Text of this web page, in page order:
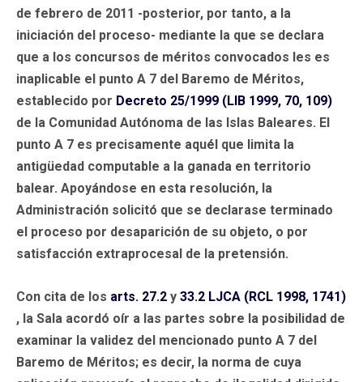
de febrero de 2011 -posterior, por tanto, a la
iniciación del proceso- mediante la que se declara
que a los concursos de méritos convocados les es
inaplicable el punto A 7 del Baremo de Méritos,
establecido por Decreto 25/1999 (LIB 1999, 70, 109)
de la Comunidad Autónoma de las Islas Baleares. El
punto A 7 es precisamente aquél que limita la
antigüedad computable a la ganada en territorio
balear. Apoyándose en esta resolución, la
Administración solicitó que se declarase terminado
el proceso por desaparición de su objeto, o por
satisfacción extraprocesal de la pretensión.
Con cita de los arts. 27.2 y 33.2 LJCA (RCL 1998, 1741)
, la Sala acordó oír a las partes sobre la posibilidad de
examinar la validez del mencionado punto A 7 del
Baremo de Méritos; es decir, la norma de cuya